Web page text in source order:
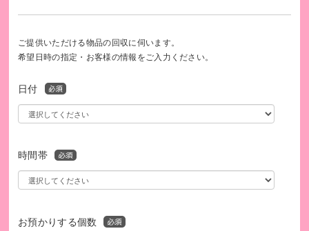
ご提供いただける物品の回収に伺います。
希望日時の指定・お客様の情報をご入力ください。
日付
時間帯
お預かりする個数